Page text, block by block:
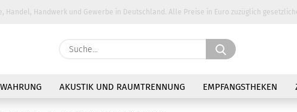
Handel, Handwerk und Gewerbe in Deutschland. Alle Preise in Euro zuzüglich
Suche...
AKUSTIK UND RAUMTRENNUNG EMPFANGSTHEKEN